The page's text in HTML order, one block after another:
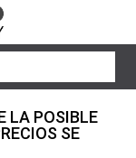
LA POSIBLE
SE